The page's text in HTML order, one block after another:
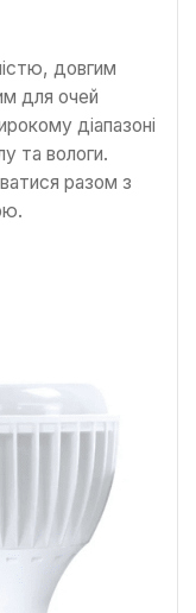
довгим
для очей
діапазоні
та вологи.
разом з